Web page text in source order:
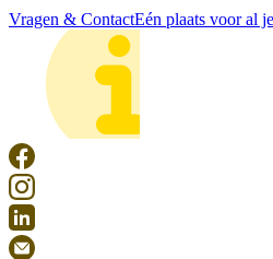
Vragen & ContactEén plaats voor al